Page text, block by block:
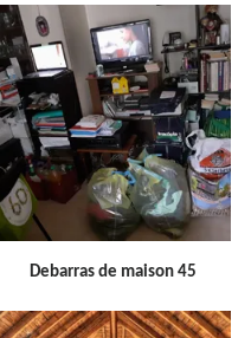
Debarras de maison 45